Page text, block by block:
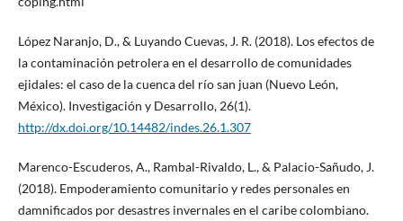
López Naranjo, D., & Luyando Cuevas, J. R. (2018). Los efectos de
la contaminación petrolera en el desarrollo de comunidades
ejidales: el caso de la cuenca del río san juan (Nuevo León,
México). Investigación y Desarrollo, 26(1).
http://dx.doi.org/10.14482/indes.26.1.307
Marenco-Escuderos, A., Rambal-Rivaldo, L., & Palacio-Sañudo, J.
(2018). Empoderamiento comunitario y redes personales en
damnificados por desastres invernales en el caribe colombiano.